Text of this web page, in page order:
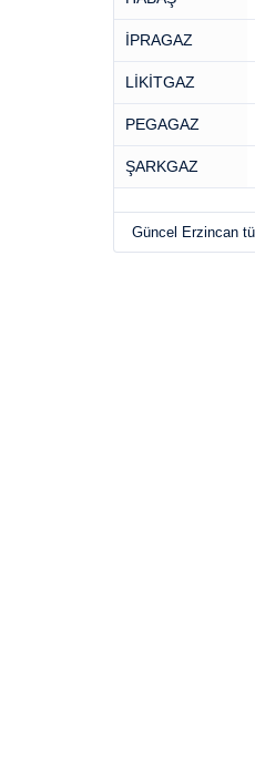
İPRAGAZ
LİKİTGAZ
PEGAGAZ
ŞARKGAZ
Güncel Erzincan